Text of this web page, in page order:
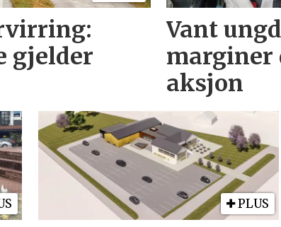
gjelder
Vant
marginer
aksjon
PLUS